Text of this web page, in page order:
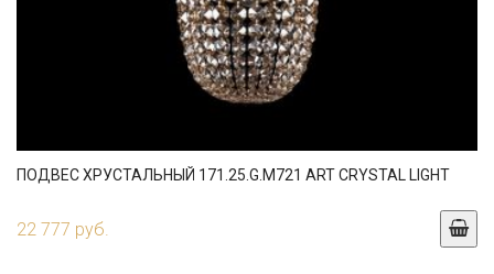
ПОДВЕС ХРУСТАЛЬНЫЙ 171.25.G.M721 ART CRYSTAL LIGHT
22 777 руб.